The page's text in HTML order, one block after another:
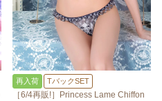
再入荷 TバックSET
［6/4再販!］Princess Lame Chiffon